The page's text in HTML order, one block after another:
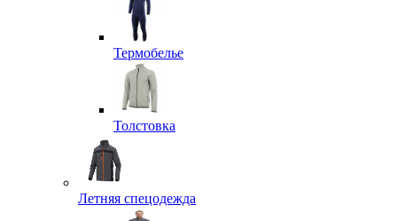
Термобелье
Толстовка
Летняя спецодежда